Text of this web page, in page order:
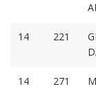
14 221
14 271